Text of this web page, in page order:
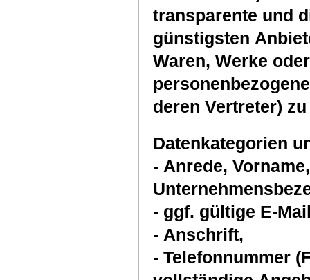
transparente und
günstigsten
Waren, Werke
deren Vertreter)
Datenkategorien
- Anrede,
- ggf. gültige E-
- Anschrift,
- Telefonnummer